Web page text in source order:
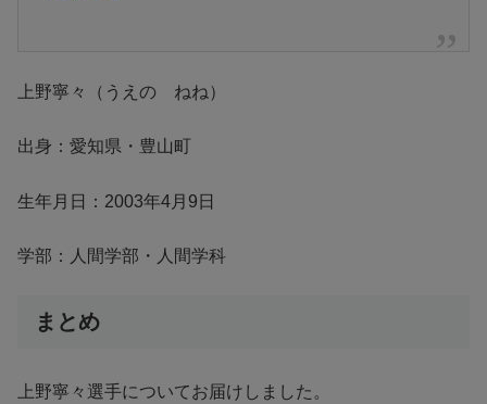
上野寧々（うえの ねね）
出身：愛知県・豊山町
生年月日：2003年4月9日
学部：人間学部・人間学科
まとめ
上野寧々選手についてお届けしました。